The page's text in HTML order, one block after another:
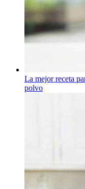
La mejor receta
polvo